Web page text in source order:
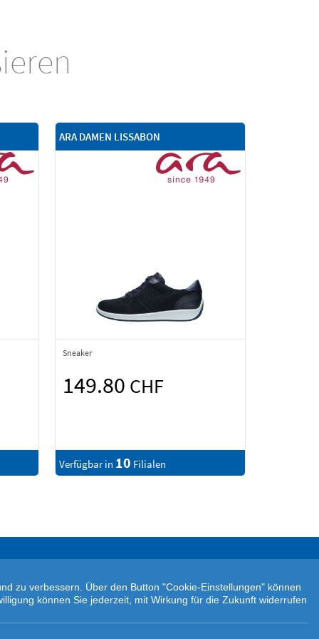
ARA DAMEN LISSABON
Sneaker
149.80 CHF
Verfügbar in 10 Filialen
zu verbessern. Über den Button "Cookie-Einstellungen" können
können Sie jederzeit, mit Wirkung für die Zukunft widerrufen